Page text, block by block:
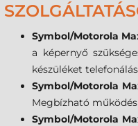
Symbol/Motorola
a képernyő
készüléket
Symbol/Motorola
Megbízható
Symbol/Motorola